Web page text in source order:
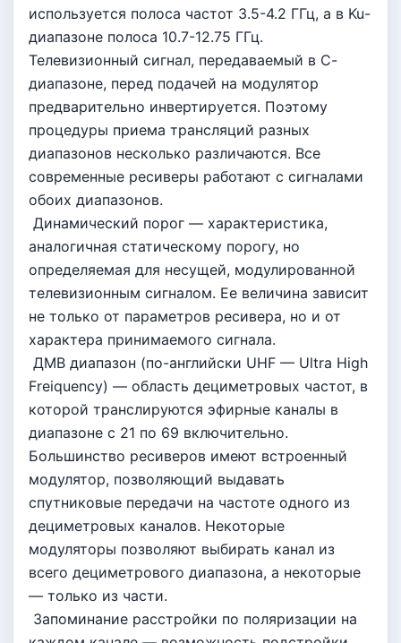
используется полоса частот 3.5-4.2 ГГц, а в Ku-
диапазоне полоса 10.7-12.75 ГГц.
Телевизионный сигнал, передаваемый в С-
диапазоне, перед подачей на модулятор
предварительно инвертируется. Поэтому
процедуры приема трансляций разных
диапазонов несколько различаются. Все
современные ресиверы работают с сигналами
обоих диапазонов.
Динамический порог — характеристика,
аналогичная статическому порогу, но
определяемая для несущей, модулированной
телевизионным сигналом. Ее величина зависит
не только от параметров ресивера, но и от
характера принимаемого сигнала.
ДМВ диапазон (по-английски UHF — Ultra High
Freiquency) — область дециметровых частот, в
которой транслируются эфирные каналы в
диапазоне с 21 по 69 включительно.
Большинство ресиверов имеют встроенный
модулятор, позволяющий выдавать
спутниковые передачи на частоте одного из
дециметровых каналов. Некоторые
модуляторы позволяют выбирать канал из
всего дециметрового диапазона, а некоторые
— только из части.
Запоминание расстройки по поляризации на